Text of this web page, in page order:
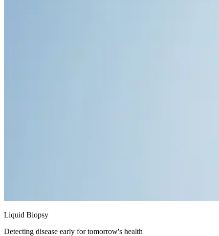
Liquid Biopsy
Detecting disease early for tomorrow's health